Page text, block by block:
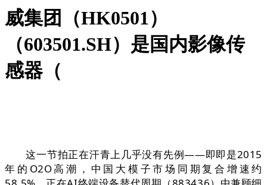
威集团（HK0501）
（603501.SH）是国内影像传
感器（
这一节拍正在汗青上几乎没有先例——即即是2015
年的O2O高潮，中国大模子市场同期复合增速约